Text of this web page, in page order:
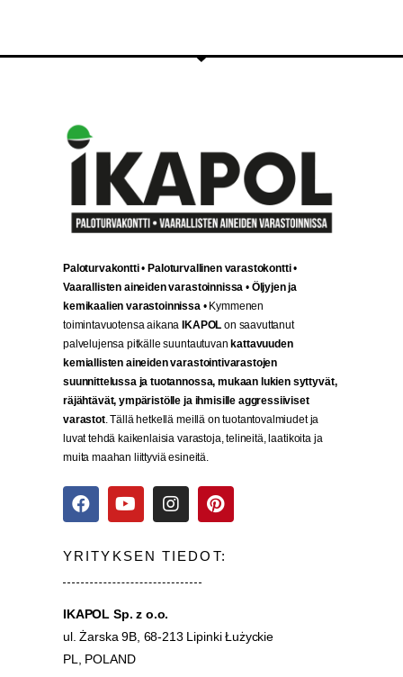
Paloturvakontti•Paloturvallinen varastokontti•
Vaarallisten aineiden varastoinnissa •Öljyjen ja
kemikaalien varastoinnissa • Kymmenen
toimintavuotensa aikanaIKAPOL on saavuttanut
palvelujensa pitkälle suuntautuvankattavuuden
kemiallisten aineiden varastointivarastojen
suunnittelussa ja tuotannossa, mukaan lukien syttyvät,
räjähtävät, ympäristölle ja ihmisille aggressiiviset
varastot. Tällä hetkellä meillä on tuotantovalmiudet ja
luvat tehdä kaikenlaisia varastoja, telineitä, laatikoita ja
muita maahan liittyviä esineitä.
YRITYKSEN TIEDOT:
IKAPOL Sp. z o.o.
ul. Żarska 9B, 68-213 Lipinki Łużyckie
PL, POLAND